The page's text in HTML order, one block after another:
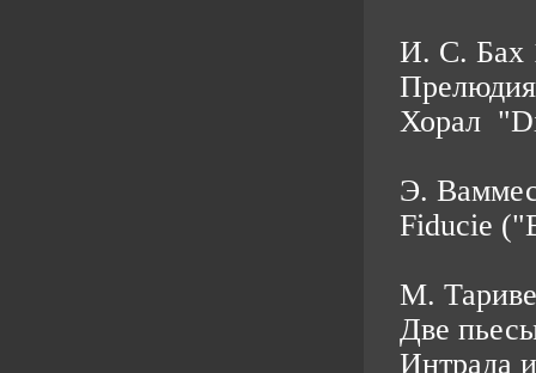
И. С. Бах
Хорал
Э.
Fiducie
М.
Две
Интрада